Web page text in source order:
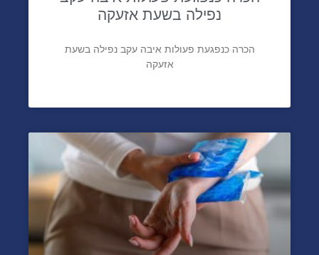
נפילה בשעת אזעקה
הכרה כנפגעת פעולות איבה עקב נפילה בשעת
אזעקה